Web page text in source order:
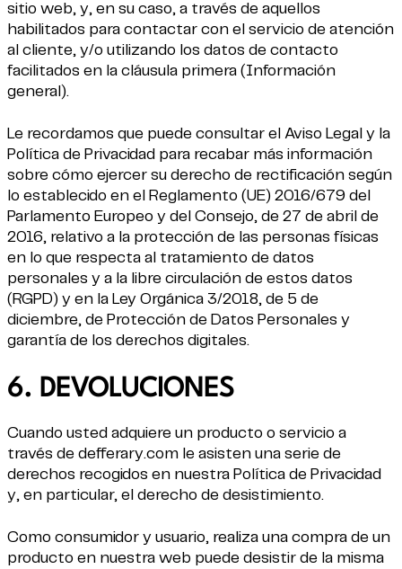
sitio web, y, en su caso, a través de aquellos
habilitados para contactar con el servicio de atención
al cliente, y/o utilizando los datos de contacto
facilitados en la cláusula primera (Información
general).
Le recordamos que puede consultar el Aviso Legal y la
Política de Privacidad para recabar más información
sobre cómo ejercer su derecho de rectificación según
lo establecido en el Reglamento (UE) 2016/679 del
Parlamento Europeo y del Consejo, de 27 de abril de
2016, relativo a la protección de las personas físicas
en lo que respecta al tratamiento de datos
personales y a la libre circulación de estos datos
(RGPD) y en la Ley Orgánica 3/2018, de 5 de
diciembre, de Protección de Datos Personales y
garantía de los derechos digitales.
6. DEVOLUCIONES
Cuando usted adquiere un producto o servicio a
través de defferary.com le asisten una serie de
derechos recogidos en nuestra Política de Privacidad
y, en particular, el derecho de desistimiento.
Como consumidor y usuario, realiza una compra de un
producto en nuestra web puede desistir de la misma